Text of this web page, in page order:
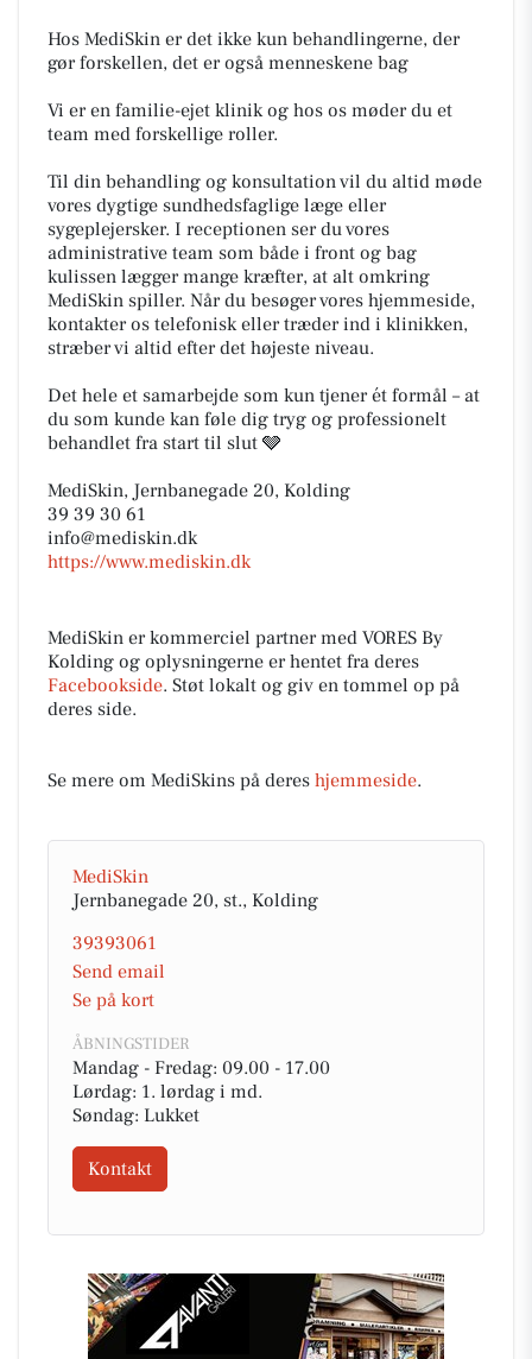
Hos MediSkin er det ikke kun behandlingerne, der
gør forskellen, det er også menneskene bag
Vi er en familie-ejet klinik og hos os møder du et
team med forskellige roller.
Til din behandling og konsultation vil du altid møde
vores dygtige sundhedsfaglige læge eller
sygeplejersker. I receptionen ser du vores
administrative team som både i front og bag
kulissen lægger mange kræfter, at alt omkring
MediSkin spiller. Når du besøger vores hjemmeside,
kontakter os telefonisk eller træder ind i klinikken,
stræber vi altid efter det højeste niveau.
Det hele et samarbejde som kun tjener ét formål – at
du som kunde kan føle dig tryg og professionelt
behandlet fra start til slut 🩶
MediSkin, Jernbanegade 20, Kolding
39 39 30 61
info@mediskin.dk
https://www.mediskin.dk
MediSkin er kommerciel partner med VORES By
Kolding og oplysningerne er hentet fra deres
Facebookside. Støt lokalt og giv en tommel op på
deres side.
Se mere om MediSkins på deres hjemmeside.
MediSkin
Jernbanegade 20, st., Kolding
39393061
Send email
Se på kort
ÅBNINGSTIDER
Mandag - Fredag: 09.00 - 17.00
Lørdag: 1. lørdag i md.
Søndag: Lukket
Kontakt